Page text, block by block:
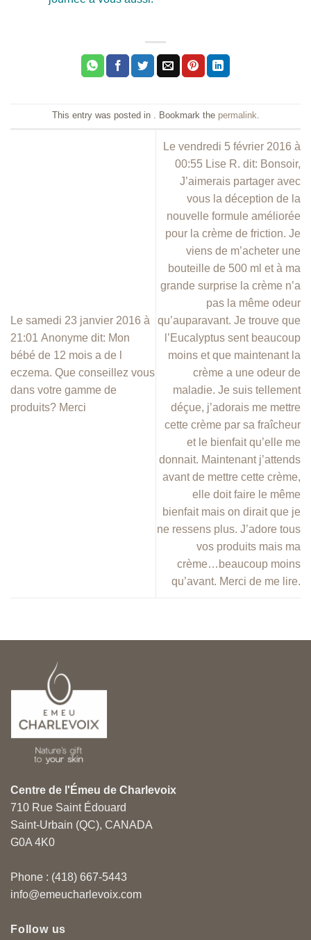
This entry was posted in . Bookmark the permalink
Le samedi 23 janvier 2016 à
21:01 Anonyme dit: Mon
bébé de 12 mois a de l
eczema. Que conseillez vous
dans votre gamme de
produits? Merci
Le vendredi 5 février 2016 à
00:55 Lise R. dit: Bonsoir,
J’aimerais partager avec
vous la déception de la
nouvelle formule améliorée
pour la crème de friction. Je
viens de m’acheter une
bouteille de 500 ml et à ma
grande surprise la crème n’a
pas la même odeur
qu’auparavant. Je trouve que
l’Eucalyptus sent beaucoup
moins et que maintenant la
crème a une odeur de
maladie. Je suis tellement
déçue, j’adorais me mettre
cette crème par sa fraîcheur
et le bienfait qu’elle me
donnait. Maintenant j’attends
avant de mettre cette crème,
elle doit faire le même
bienfait mais on dirait que je
ne ressens plus. J’adore tous
vos produits mais ma
crème…beaucoup moins
qu’avant. Merci de me lire.
Centre de l'Émeu de Charlevoix
710 Rue Saint Édouard
Saint-Urbain (QC), CANADA
G0A 4K0
Phone : (418) 667-5443
info@emeucharlevoix.com
Follow us